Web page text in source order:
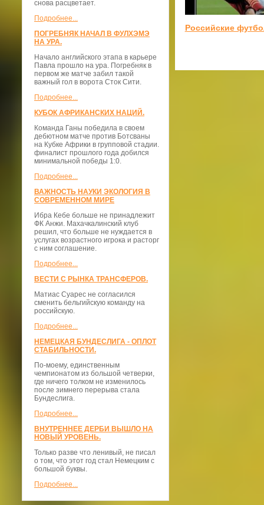
снова расцветает.
Подробнее...
ПОГРЕБНЯК НАЧАЛ В ФУЛХЭМЭ
НА УРА.
Начало английского этапа в карьере
Павла прошло на ура. Погребняк в
первом же матче забил такой
важный гол в ворота Сток Сити.
Подробнее...
КУБОК АФРИКАНСКИХ НАЦИЙ.
Команда Ганы победила в своем
дебютном матче против Ботсваны
на Кубке Африки в групповой стадии.
финалист прошлого года добился
минимальной победы 1:0.
Подробнее...
ВАЖНОСТЬ НАУКИ ЭКОЛОГИЯ В
СОВРЕМЕННОМ МИРЕ
Ибра Кебе больше не принадлежит
ФК Анжи. Махачкалинский клуб
решил, что больше не нуждается в
услугах возрастного игрока и расторг
с ним соглашение.
Подробнее...
ВЕСТИ С РЫНКА ТРАНСФЕРОВ.
Матиас Суарес не согласился
сменить бельгийскую команду на
российскую.
Подробнее...
НЕМЕЦКАЯ БУНДЕСЛИГА - ОПЛОТ
СТАБИЛЬНОСТИ.
По-моему, единственным
чемпионатом из большой четверки,
где ничего толком не изменилось
после зимнего перерыва стала
Бундеслига.
Подробнее...
ВНУТРЕННЕЕ ДЕРБИ ВЫШЛО НА
НОВЫЙ УРОВЕНЬ.
Только разве что ленивый, не писал
о том, что этот год стал Немецким с
большой буквы.
Подробнее...
Российские